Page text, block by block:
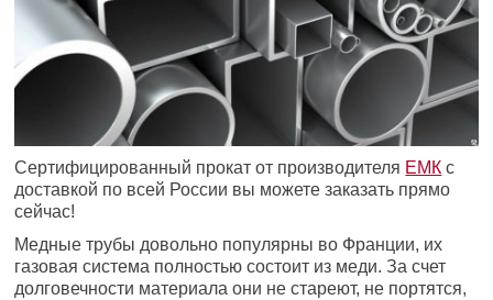
Сертифицированный прокат от производителя ЕМК с
доставкой по всей России вы можете заказать прямо
сейчас!
Медные трубы довольно популярны во Франции, их
газовая система полностью состоит из меди. За счет
долговечности материала они не стареют, не портятся,